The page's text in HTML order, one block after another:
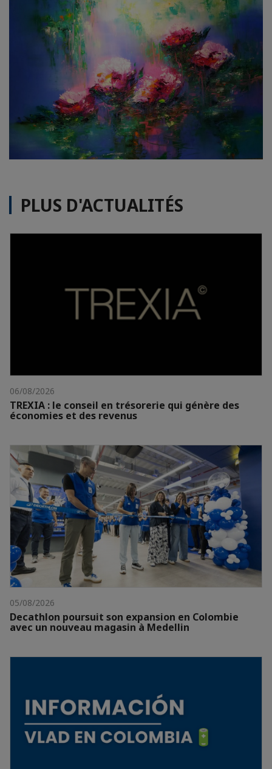
PLUS D'ACTUALITÉS
06/08/2026
TREXIA : le conseil en trésorerie qui génère des
économies et des revenus
05/08/2026
Decathlon poursuit son expansion en Colombie
avec un nouveau magasin à Medellin